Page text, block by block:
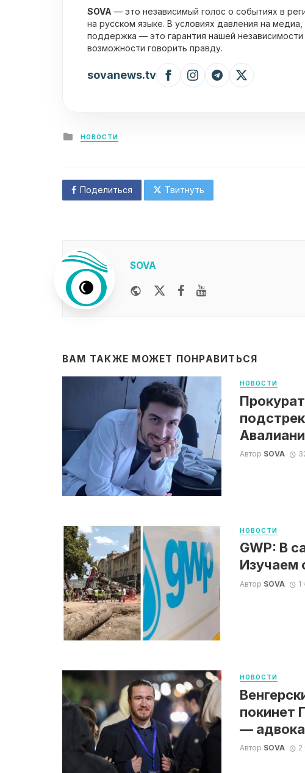
SOVA — это независимый голос о событиях в
на русском языке. В условиях давления на медиа,
поддержка — это гарантия нашей независимости
возможности говорить правду.
sovanews.tv
Posted
in
НОВОСТИ
Поделиться Твитнуть
SOVA
WebsiteTwitterFacebook
ВАМ ТАКЖЕ МОЖЕТ ПОНРАВИТЬСЯ
НОВОСТИ
Авалиани
Автор SOVA
НОВОСТИ
GWP: В
Изучаем
Автор SOVA 1
НОВОСТИ
покинет
—
Автор SOVA 2